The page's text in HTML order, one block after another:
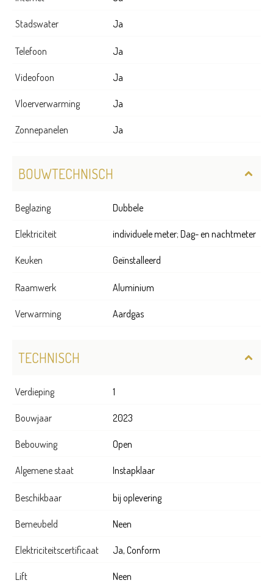
Stadswater Ja
Telefoon Ja
Videofoon Ja
Vloerverwarming Ja
Zonnepanelen Ja
BOUWTECHNISCH
Beglazing Dubbele
Elektriciteit individuele meter; Dag- en nachtmeter
Keuken Geïnstalleerd
Raamwerk Aluminium
Verwarming Aardgas
TECHNISCH
Verdieping 1
Bouwjaar 2023
Bebouwing Open
Algemene staat Instapklaar
Beschikbaar bij oplevering
Bemeubeld Neen
Elektriciteitscertificaat Ja, Conform
Lift Neen